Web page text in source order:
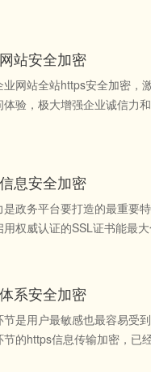
站安全加密
业网站全站https安全加密，
体验，极大增强企业诚信力
息安全加密
是政务平台要打造的最重要
用权威认证的SSL证书能最
系安全加密
节是用户最敏感也最容易受
节的https信息传输加密，已